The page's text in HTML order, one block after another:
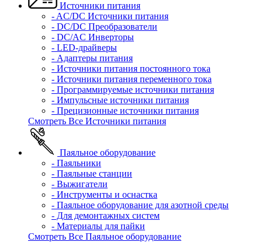
Источники питания
- AC/DC Источники питания
- DC/DC Преобразователи
- DC/AC Инверторы
- LED-драйверы
- Адаптеры питания
- Источники питания постоянного тока
- Источники питания переменного тока
- Программируемые источники питания
- Импульсные источники питания
- Прецизионные источники питания
Смотреть Все Источники питания
Паяльное оборудование
- Паяльники
- Паяльные станции
- Выжигатели
- Инструменты и оснастка
- Паяльное оборудование для азотной среды
- Для демонтажных систем
- Материалы для пайки
Смотреть Все Паяльное оборудование